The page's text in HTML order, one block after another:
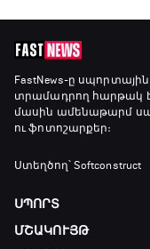
FastNews-ը սպորտային
տրամադրող հարթակ
մասին ամենաթարմ
ու ֆոտոշարքեր։
Ստեղծող՝ Softconstruct
ՍՊՈՐՏ
ՄՇԱԿՈՒՅԹ